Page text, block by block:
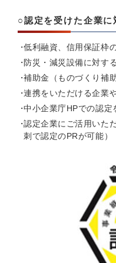
○認定を受けた企業に
低利融資、信用保証枠
防災・減災設備に対す
補助金（ものづくり補
連携をいただける企業
中小企業庁HPでの認定
認定企業にご活用いた
刺で認定のPRが可能）